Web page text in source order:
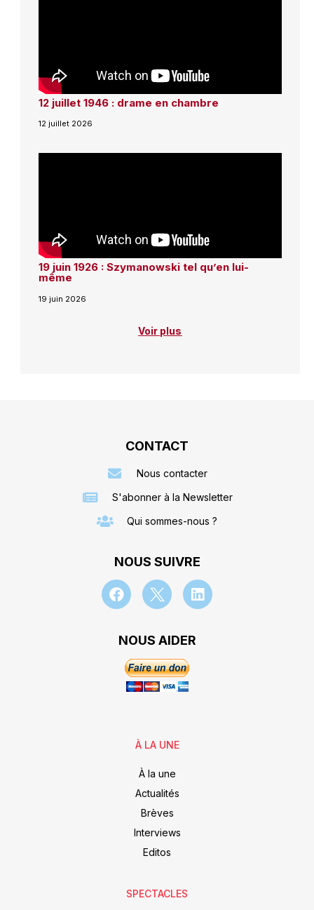
12 juillet 1946 : drame en chambre
12 juillet 2026
19 juin 1926 : Szymanowski tel qu’en lui-
même
19 juin 2026
Voir plus
CONTACT
Nous contacter
S'abonner à la Newsletter
Qui sommes-nous ?
NOUS SUIVRE
NOUS AIDER
À LA UNE
À la une
Actualités
Brèves
Interviews
Editos
SPECTACLES